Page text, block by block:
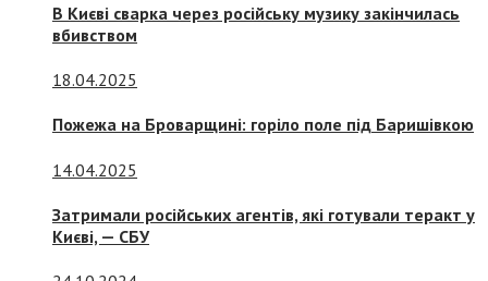
В Києві сварка через російську музику закінчилась
вбивством
18.04.2025
Пожежа на Броварщині: горіло поле під Баришівкою
14.04.2025
Затримали російських агентів, які готували теракт у
Києві, — СБУ